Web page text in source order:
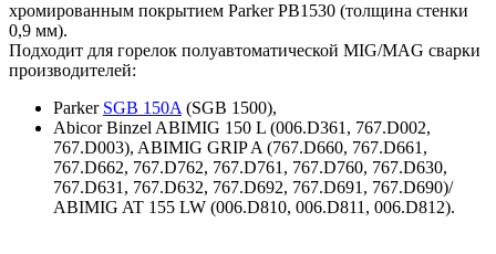
хромированным покрытием Parker PB1530 (толщина стенки
0,9 мм).
Подходит для горелок полуавтоматической MIG/MAG сварки
производителей:
Parker SGB 150A(SGB 1500),
Abicor Binzel ABIMIG 150 L (006.D361, 767.D002,
767.D003), ABIMIG GRIP A (767.D660, 767.D661,
767.D662, 767.D762, 767.D761, 767.D760, 767.D630,
767.D631, 767.D632, 767.D692, 767.D691, 767.D690)/
ABIMIG AT 155 LW (006.D810, 006.D811, 006.D812).